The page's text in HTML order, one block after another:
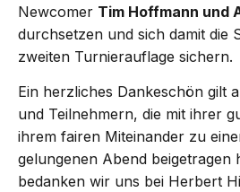
Newcomer Tim Hoffmann und
durchsetzen und sich damit die
zweiten Turnierauflage sichern.
Ein herzliches Dankeschön gilt
und Teilnehmern, die mit ihrer
ihrem fairen Miteinander zu
gelungenen Abend beigetragen
bedanken wir uns bei Herbert